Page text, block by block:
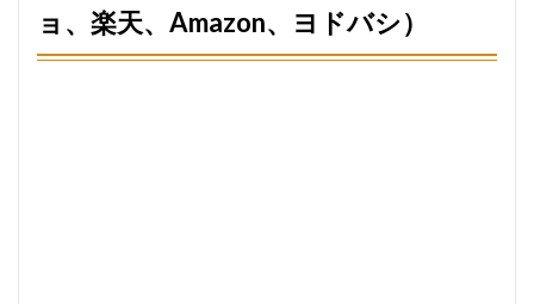
ョ、楽天、Amazon、ヨドバシ）